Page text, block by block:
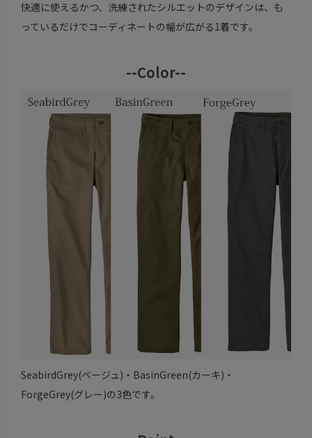
快適に使えるかつ、洗練されたシルエットのデザインは、も
っているだけでコーディネートの幅が広がる1着です。
--Color--
SeabirdGrey(ベージュ)・BasinGreen(カーキ)・
ForgeGrey(グレー)の3色です。